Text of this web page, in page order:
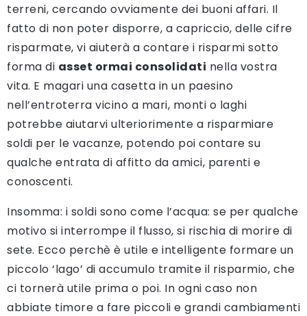
terreni, cercando ovviamente dei buoni affari. Il
fatto di non poter disporre, a capriccio, delle cifre
risparmate, vi aiuterà a contare i risparmi sotto
forma di asset ormai consolidati nella vostra
vita. E magari una casetta in un paesino
nell’entroterra vicino a mari, monti o laghi
potrebbe aiutarvi ulteriorimente a risparmiare
soldi per le vacanze, potendo poi contare su
qualche entrata di affitto da amici, parenti e
conoscenti.
Insomma: i soldi sono come l’acqua: se per qualche
motivo si interrompe il flusso, si rischia di morire di
sete. Ecco perchè è utile e intelligente formare un
piccolo ‘lago’ di accumulo tramite il risparmio, che
ci tornerà utile prima o poi. In ogni caso non
abbiate timore a fare piccoli e grandi cambiamenti